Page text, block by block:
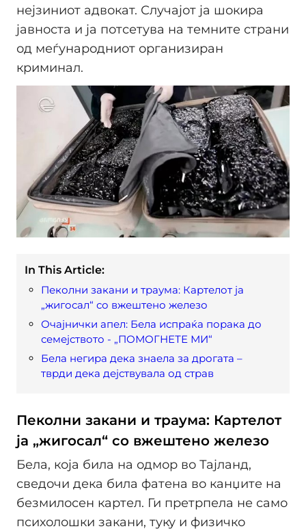
нејзиниот адвокат. Случајот ја шокира
јавноста и ја потсетува на темните страни
од меѓународниот организиран
криминал.
In This Article:
Пеколни закани и траума: Картелот ја
„жигосал“ со вжештено железо
Очајнички апел: Бела испраќа порака до
семејството - „ПОМОГНЕТЕ МИ“
Бела негира дека знаела за дрогата –
тврди дека дејствувала од страв
Пеколни закани и траума: Картелот
ја „жигосал“ со вжештено железо
Бела, која била на одмор во Тајланд,
сведочи дека била фатена во канџите на
безмилосен картел. Ги претрпела не само
психолошки закани, туку и физичко